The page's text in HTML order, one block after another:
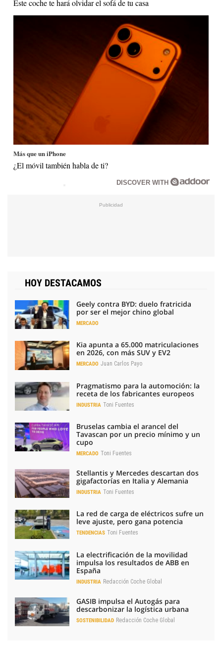
Este coche te hará olvidar el sofá de tu casa
Más que un iPhone
¿El móvil también habla de ti?
DISCOVER WITH
HOY DESTACAMOS
Geely contra BYD: duelo fratricida
por ser el mejor chino global
MERCADO
Kia apunta a 65.000 matriculaciones
en 2026, con más SUV y EV2
MERCADO Juan Carlos Payo
Pragmatismo para la automoción: la
receta de los fabricantes europeos
INDUSTRIA Toni Fuentes
Bruselas cambia el arancel del
Tavascan por un precio mínimo y un
cupo
MERCADO Toni Fuentes
Stellantis y Mercedes descartan dos
gigafactorías en Italia y Alemania
INDUSTRIA Toni Fuentes
La red de carga de eléctricos sufre un
leve ajuste, pero gana potencia
TENDENCIAS Toni Fuentes
La electrificación de la movilidad
impulsa los resultados de ABB en
España
INDUSTRIA Redacción Coche Global
GASIB impulsa el Autogás para
descarbonizar la logística urbana
SOSTENIBILIDAD Redacción Coche Global